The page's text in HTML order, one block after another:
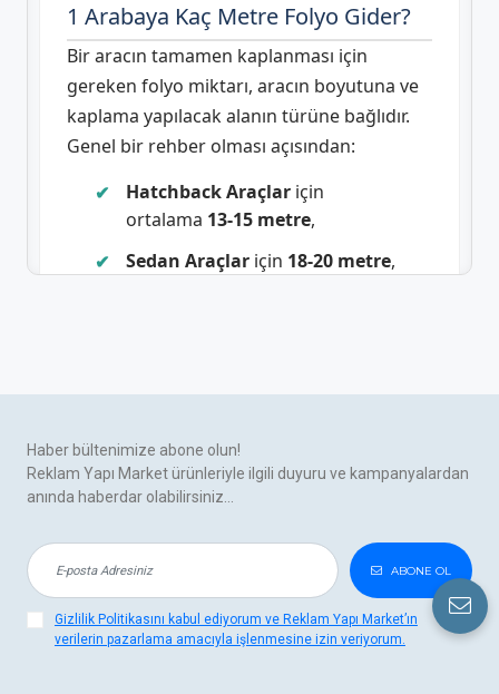
1 Arabaya Kaç Metre Folyo Gider?
Bir aracın tamamen kaplanması için
gereken folyo miktarı, aracın boyutuna ve
kaplama yapılacak alanın türüne bağlıdır.
Genel bir rehber olması açısından:
Hatchback Araçlariçin
ortalama 13-15 metre,
Sedan Araçlariçin 18-20 metre,
içindir. Sadece kısmi kaplama
yeterli olacaktır.
Araç kaplama fiyatları, seçilen folyo
markası, kalitesi, uygulama türü (tam veya
yarım kaplama) ve aracın büyüklüğüne
Haber bültenimize abone olun!
Reklam Yapı Market ürünleriyle ilgili duyuru ve kampanyalardan
anında haberdar olabilirsiniz...
ABONE OL
Gizlilik Politikasını kabul ediyorum ve Reklam Yapı Market’ın
verilerin pazarlama amacıyla işlenmesine izin veriyorum.